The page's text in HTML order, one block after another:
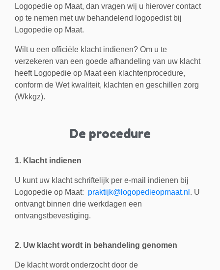
Logopedie op Maat, dan vragen wij u hierover contact
op te nemen met uw behandelend logopedist bij
Logopedie op Maat.
Wilt u een officiële klacht indienen? Om u te
verzekeren van een goede afhandeling van uw klacht
heeft Logopedie op Maat een klachtenprocedure,
conform de Wet kwaliteit, klachten en geschillen zorg
(Wkkgz).
De procedure
1. Klacht indienen
U kunt uw klacht schriftelijk per e-mail indienen bij
Logopedie op Maat: praktijk@logopedieopmaat.nl . U
ontvangt binnen drie werkdagen een
ontvangstbevestiging.
2. Uw klacht wordt in behandeling genomen
De klacht wordt onderzocht door de